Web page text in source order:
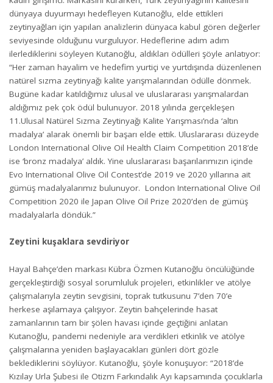
dünyaya duyurmayı hedefleyen Kutanoğlu, elde ettikleri
zeytinyağları için yapılan analizlerin dünyaca kabul gören değerler
seviyesinde olduğunu vurguluyor. Hedeflerine adım adım
ilerlediklerini söyleyen Kutanoğlu, aldıkları ödülleri şöyle anlatıyor:
“Her zaman hayalim ve hedefim yurtiçi ve yurtdışında düzenlenen
natürel sızma zeytinyağı kalite yarışmalarından ödülle dönmek.
Bugüne kadar katıldığımız ulusal ve uluslararası yarışmalardan
aldığımız pek çok ödül bulunuyor. 2018 yılında gerçekleşen
11.Ulusal Natürel Sızma Zeytinyağı Kalite Yarışması’nda ‘altın
madalya’ alarak önemli bir başarı elde ettik. Uluslararası düzeyde
London International Olive Oil Health Claim Competition 2018’de
ise ‘bronz madalya’ aldık. Yine uluslararası başarılarımızın içinde
Evo International Olive Oil Contest’de 2019 ve 2020 yıllarına ait
gümüş madalyalarımız bulunuyor. London International Olive Oil
Competition 2020 ile Japan Olive Oil Prize 2020’den de gümüş
madalyalarla döndük.”
Zeytini kuşaklara sevdiriyor
Hayal Bahçe’den markası Kübra Özmen Kutanoğlu öncülüğünde
gerçekleştirdiği sosyal sorumluluk projeleri, etkinlikler ve atölye
çalışmalarıyla zeytin sevgisini, toprak tutkusunu 7’den 70’e
herkese aşılamaya çalışıyor. Zeytin bahçelerinde hasat
zamanlarının tam bir şölen havası içinde geçtiğini anlatan
Kutanoğlu, pandemi nedeniyle ara verdikleri etkinlik ve atölye
çalışmalarına yeniden başlayacakları günleri dört gözle
beklediklerini söylüyor. Kutanoğlu, şöyle konuşuyor: “2018’de
Kızılay Urla Şubesi ile Otizm Farkındalık Ayı kapsamında çocuklarla